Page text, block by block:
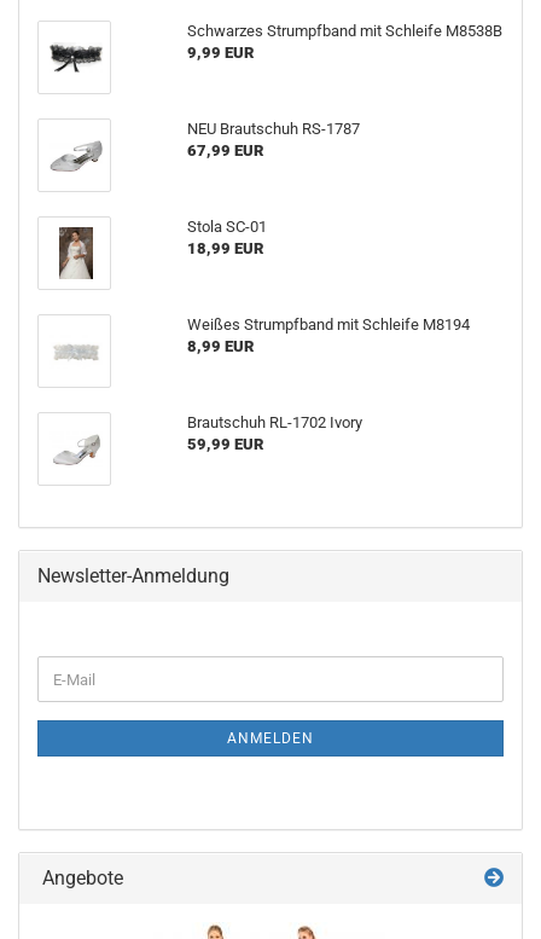
Schwarzes Strumpfband mit Schleife M8538B
9,99 EUR
NEU Brautschuh RS-1787
67,99 EUR
Stola SC-01
18,99 EUR
Weißes Strumpfband mit Schleife M8194
8,99 EUR
Brautschuh RL-1702 Ivory
59,99 EUR
Newsletter-Anmeldung
ZUR
E-
Mail
ANMELDEN
Angebote